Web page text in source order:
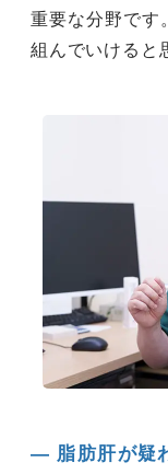
重要な分野です
組んでいけると
― 脂肪肝が疑